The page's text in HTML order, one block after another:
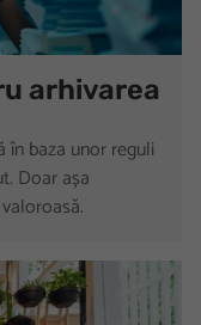
arhivarea
baza unor reguli
Doar așa